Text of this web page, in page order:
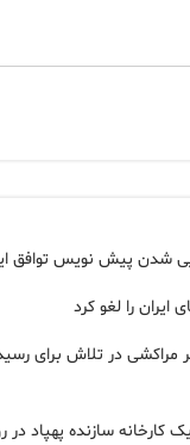
شدن پیش نویس توافق
ایران را لغو کرد
۱۴۱ مهاجر مراکشی در تلاش برای
سازنده پهپاد در